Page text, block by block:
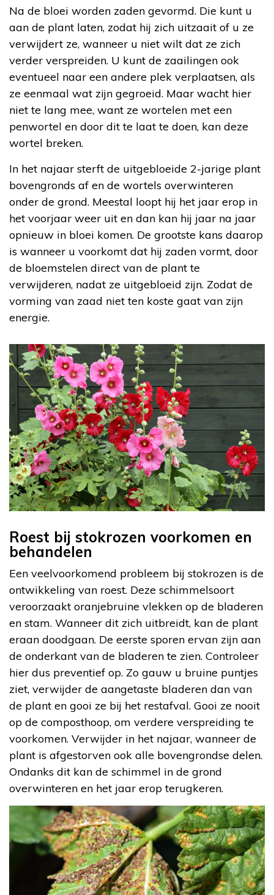
Na de bloei worden zaden gevormd. Die kunt u
aan de plant laten, zodat hij zich uitzaait of u ze
verwijdert ze, wanneer u niet wilt dat ze zich
verder verspreiden. U kunt de zaailingen ook
eventueel naar een andere plek verplaatsen, als
ze eenmaal wat zijn gegroeid. Maar wacht hier
niet te lang mee, want ze wortelen met een
penwortel en door dit te laat te doen, kan deze
wortel breken.
In het najaar sterft de uitgebloeide 2-jarige plant
bovengronds af en de wortels overwinteren
onder de grond. Meestal loopt hij het jaar erop in
het voorjaar weer uit en dan kan hij jaar na jaar
opnieuw in bloei komen. De grootste kans daarop
is wanneer u voorkomt dat hij zaden vormt, door
de bloemstelen direct van de plant te
verwijderen, nadat ze uitgebloeid zijn. Zodat de
vorming van zaad niet ten koste gaat van zijn
energie.
Roest bij stokrozen voorkomen en
behandelen
Een veelvoorkomend probleem bij stokrozen is de
ontwikkeling van roest. Deze schimmelsoort
veroorzaakt oranjebruine vlekken op de bladeren
en stam. Wanneer dit zich uitbreidt, kan de plant
eraan doodgaan. De eerste sporen ervan zijn aan
de onderkant van de bladeren te zien. Controleer
hier dus preventief op. Zo gauw u bruine puntjes
ziet, verwijder de aangetaste bladeren dan van
de plant en gooi ze bij het restafval. Gooi ze nooit
op de composthoop, om verdere verspreiding te
voorkomen. Verwijder in het najaar, wanneer de
plant is afgestorven ook alle bovengrondse delen.
Ondanks dit kan de schimmel in de grond
overwinteren en het jaar erop terugkeren.